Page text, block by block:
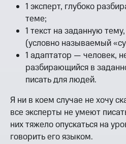
1 эксперт, глубоко
теме;
1 текст на заданную
(условно называемый
1 адаптатор — человек,
разбирающийся в
писать для людей.
Я ни в коем случае не хочу
все эксперты не умеют
них тяжело опускаться на
говорить его языком.